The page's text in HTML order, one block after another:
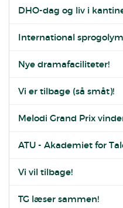
DHO-dag og liv i
International
Nye dramafaciliteter!
Vi er tilbage (så småt)!
Melodi Grand Prix
ATU - Akademiet for
Vi vil tilbage!
TG læser sammen!